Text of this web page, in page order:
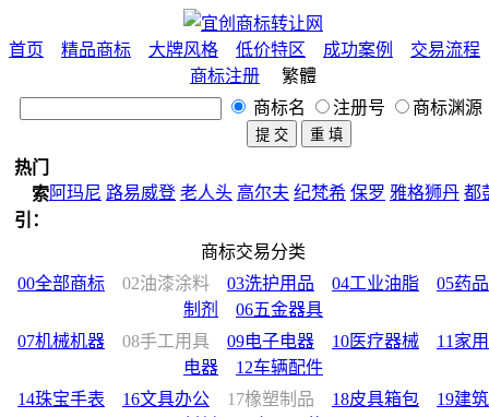
首页 精品商标 大牌风格 低价特区 成功案例
交易流程
商标注册
繁體
商标名
注册号 商标渊源
热门
索
引：
阿玛尼 路易威登 老人头 高尔夫 纪梵希 保罗 雅格狮丹 都
苹果 樱花 BOSS
休闲 女装 男装 童装 中国风 法国 意大利 美国 日本
西班牙
英国 德国 墨西哥 花化公子 公鸡
商标交易分类
00全部商标
02油漆涂料 03洗护用品 04工业油脂
05药品
制剂
06五金器具
07机械机器
08手工用具 09电子电器 10医疗器械
11家用
电器
12车辆配件
14珠宝手表
16文具办公 17橡塑制品 18皮具箱包
19建筑